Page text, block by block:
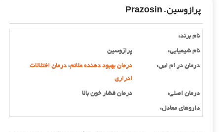
پرازوسین – Prazosin
نام برند:
نام شیمیایی: پرازوسین
درمان در ام اس: درمان بهبود دهنده علائم، درمان اختلالات
ادراری
درمان اصلی: درمان فشار خون بالا
داروهای معادل: